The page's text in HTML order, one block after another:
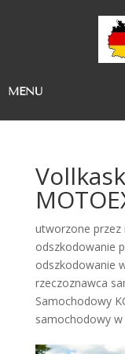
MENU
utworzone przez
odszkodowanie
odszkodowanie
rzeczoznawca
Samochodowy
samochodowy w